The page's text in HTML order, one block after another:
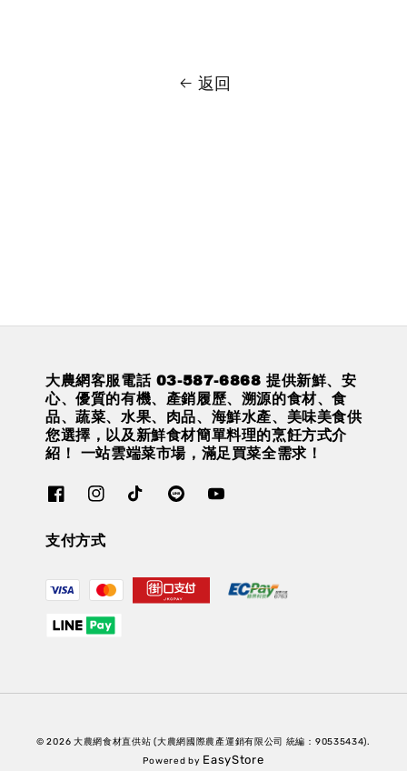
返回
大農網客服電話 03-587-6868 提供新鮮、安
心、優質的有機、產銷履歷、溯源的食材、食
品、蔬菜、水果、肉品、海鮮水產、美味美食供
您選擇，以及新鮮食材簡單料理的烹飪方式介
紹！ 一站雲端菜市場，滿足買菜全需求！
支付方式
© 2026 大農網食材直供站 (大農網國際農產運銷有限公司 統編：90535434).
Powered by EasyStore